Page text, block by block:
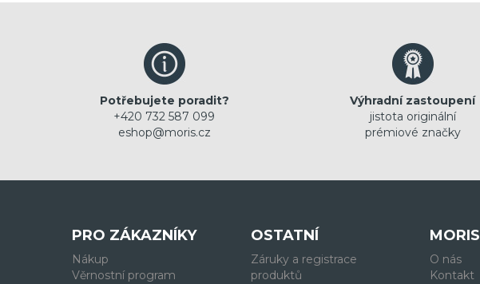
Potřebujete poradit?
+420 732 587 099
eshop@moris.cz
Výhradní zastoupení
jistota originální
prémiové značky
PRO ZÁKAZNÍKY
Nákup
Věrnostní program
OSTATNÍ
Záruky a registrace
produktů
MORIS
O nás
Kontakt